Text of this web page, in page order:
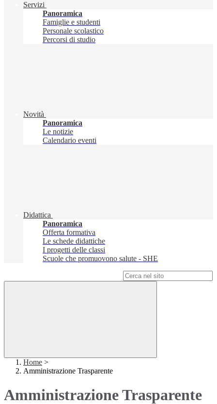
Servizi
Panoramica
Famiglie e studenti
Personale scolastico
Percorsi di studio
Novità
Panoramica
Le notizie
Calendario eventi
Didattica
Panoramica
Offerta formativa
Le schede didattiche
I progetti delle classi
Scuole che promuovono salute - SHE
Home >
Amministrazione Trasparente
Amministrazione Trasparente